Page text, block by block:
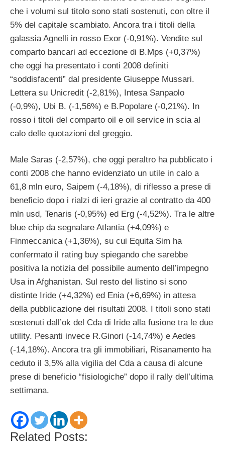
che i volumi sul titolo sono stati sostenuti, con oltre il
5% del capitale scambiato. Ancora tra i titoli della
galassia Agnelli in rosso Exor (-0,91%). Vendite sul
comparto bancari ad eccezione di B.Mps (+0,37%)
che oggi ha presentato i conti 2008 definiti
“soddisfacenti” dal presidente Giuseppe Mussari.
Lettera su Unicredit (-2,81%), Intesa Sanpaolo
(-0,9%), Ubi B. (-1,56%) e B.Popolare (-0,21%). In
rosso i titoli del comparto oil e oil service in scia al
calo delle quotazioni del greggio.
Male Saras (-2,57%), che oggi peraltro ha pubblicato i
conti 2008 che hanno evidenziato un utile in calo a
61,8 mln euro, Saipem (-4,18%), di riflesso a prese di
beneficio dopo i rialzi di ieri grazie al contratto da 400
mln usd, Tenaris (-0,95%) ed Erg (-4,52%). Tra le altre
blue chip da segnalare Atlantia (+4,09%) e
Finmeccanica (+1,36%), su cui Equita Sim ha
confermato il rating buy spiegando che sarebbe
positiva la notizia del possibile aumento dell’impegno
Usa in Afghanistan. Sul resto del listino si sono
distinte Iride (+4,32%) ed Enia (+6,69%) in attesa
della pubblicazione dei risultati 2008. I titoli sono stati
sostenuti dall’ok del Cda di Iride alla fusione tra le due
utility. Pesanti invece R.Ginori (-14,74%) e Aedes
(-14,18%). Ancora tra gli immobiliari, Risanamento ha
ceduto il 3,5% alla vigilia del Cda a causa di alcune
prese di beneficio “fisiologiche” dopo il rally dell’ultima
settimana.
Related Posts: